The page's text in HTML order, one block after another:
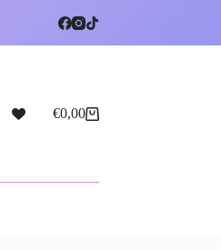
€0,00